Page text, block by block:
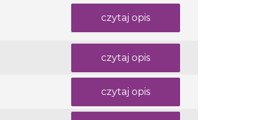
czytaj opis
czytaj opis
czytaj opis